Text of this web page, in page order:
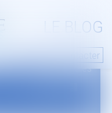
LE BLOG
Nous contacter
Mentions légales